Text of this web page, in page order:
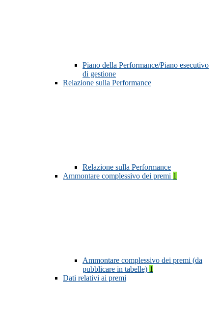
Piano della Performance/Piano esecutivo
di gestione
Relazione sulla Performance
Relazione sulla Performance
Ammontare complessivo dei premi 1
Ammontare complessivo dei premi (da
pubblicare in tabelle) 1
Dati relativi ai premi